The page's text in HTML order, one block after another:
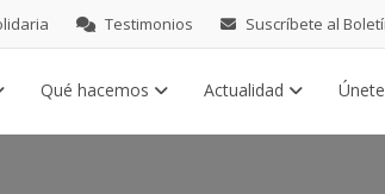
Testimonios Suscríbete al
Qué hacemos Actualidad Únete